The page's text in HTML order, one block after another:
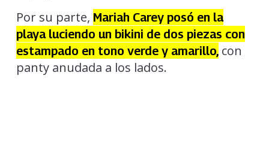
Por su parte, Mariah Carey posó en la
playa luciendo un bikini de dos piezas con
estampado en tono verde y amarillo,con
panty anudada a los lados.